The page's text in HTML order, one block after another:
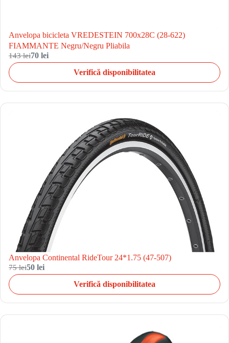
Anvelopa bicicleta VREDESTEIN 700x28C (28-622)
FIAMMANTE Negru/Negru Pliabila
143 lei70 lei
Verifică disponibilitatea
Anvelopa Continental RideTour 24*1.75 (47-507)
75 lei50 lei
Verifică disponibilitatea